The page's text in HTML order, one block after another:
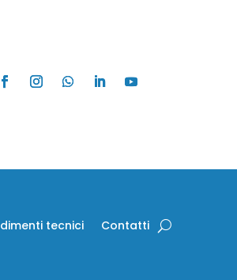
tecnici Contatti